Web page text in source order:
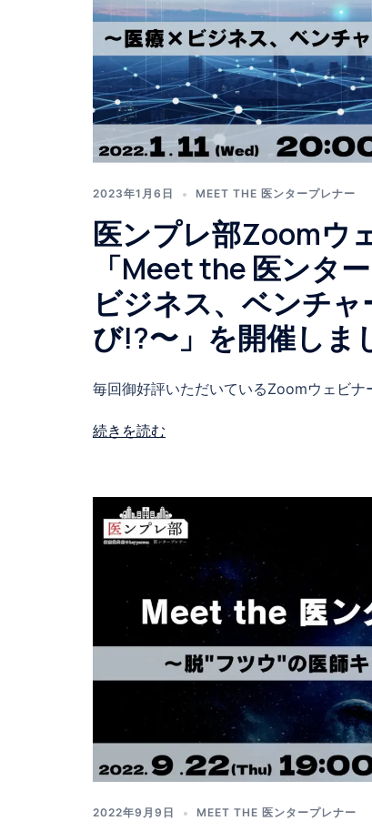
2023年1月6日 MEET THE 医ンタープレナー
医ンプレ部Zoomウ
「Meet the 医ンタ
ビジネス、ベンチ
び!?〜」を開催しま
毎回御好評いただいているZoomウェビ
続きを読む
2022年9月9日 MEET THE 医ンタープレナー